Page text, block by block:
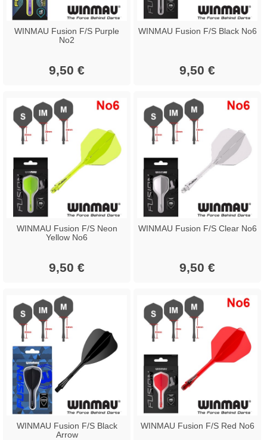
WINMAU Fusion F/S Purple
No2
9,50 €
WINMAU Fusion F/S Black No6
9,50 €
WINMAU Fusion F/S Neon
Yellow No6
9,50 €
WINMAU Fusion F/S Clear No6
9,50 €
WINMAU Fusion F/S Black
Arrow
WINMAU Fusion F/S Red No6